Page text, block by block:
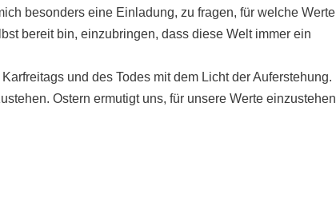
besonders eine Einladung, zu fragen, für welche Werte
bereit bin, einzubringen, dass diese Welt immer ein
und des Todes mit dem Licht der Auferstehung.
Ostern ermutigt uns, für unsere Werte einzustehen